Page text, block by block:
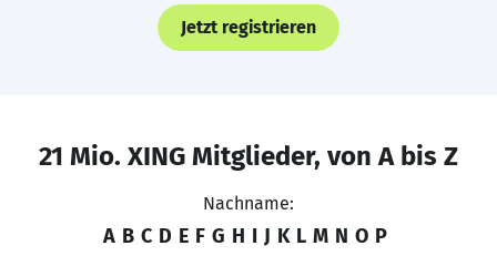
Jetzt registrieren
21 Mio. XING Mitglieder, von A bis Z
Nachname:
A B C D E F G H I J K L M N O P